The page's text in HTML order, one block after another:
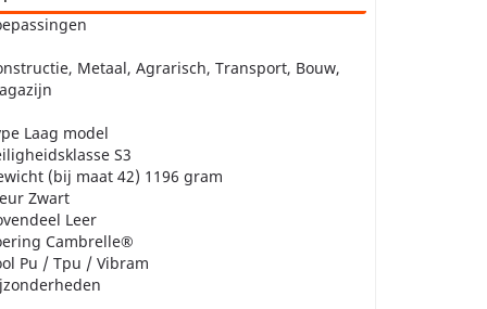
Metaal, Agrarisch, Transport, Bouw,
Laag model
S3
(bij maat 42) 1196 gram
Zwart
Leer
Cambrelle®
Pu / Tpu / Vibram